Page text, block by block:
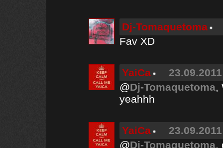
Dj-Tomaquetoma
Fav XD
YaiCa
@Dj-Tomaquetoma,
yeahhh
YaiCa
@Dj-Tomaquetoma,